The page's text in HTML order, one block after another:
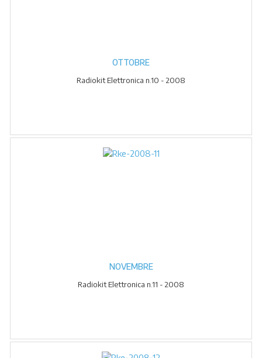
OTTOBRE
Radiokit Elettronica n.10 - 2008
NOVEMBRE
Radiokit Elettronica n.11 - 2008